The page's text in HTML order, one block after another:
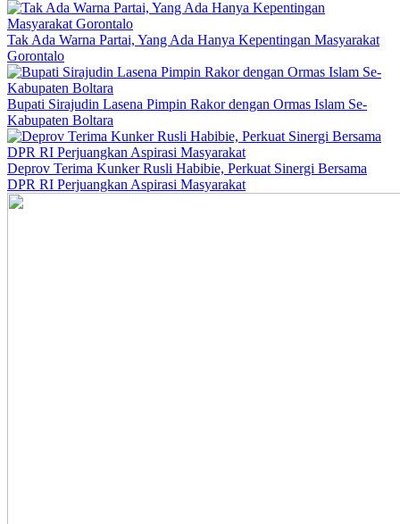
Tak Ada Warna Partai, Yang Ada Hanya Kepentingan Masyarakat
Gorontalo
Bupati Sirajudin Lasena Pimpin Rakor dengan Ormas Islam Se-
Kabupaten Boltara
Deprov Terima Kunker Rusli Habibie, Perkuat Sinergi Bersama
DPR RI Perjuangkan Aspirasi Masyarakat